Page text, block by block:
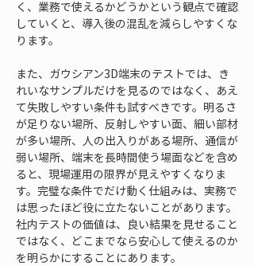
く、業務で使えるかどうかという観点で確認
していくと、導入後の混乱を減らしやすくな
ります。
また、ガウシアン3D端末のテストでは、き
れいなサンプルだけを見るのではなく、あえ
て失敗しやすい条件も試すべきです。明るさ
が足りない場所、反射しやすい面、細い部材
が多い場所、人の出入りがある場所、通信が
弱い場所、端末を長時間使う場面などを含め
ると、現場運用の限界が見えやすくなりま
す。完璧な条件でだけ動く仕組みは、実務で
は思ったほど役に立たないことがあります。
社内テストの価値は、良い結果を見せること
ではなく、どこまでなら安心して使えるのか
を明らかにすることにあります。